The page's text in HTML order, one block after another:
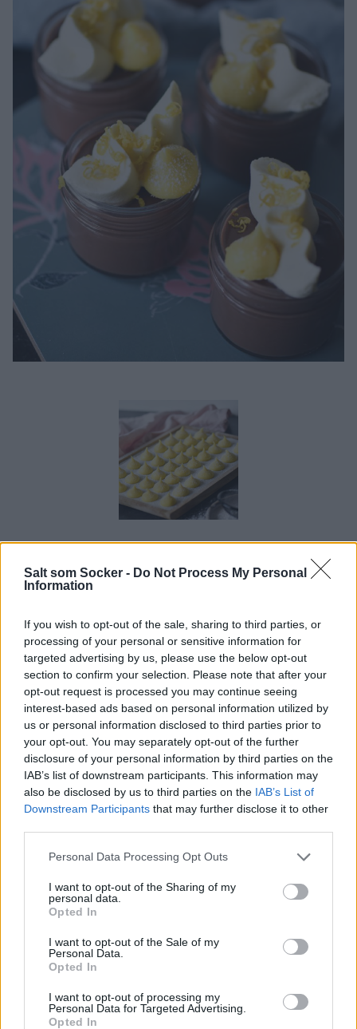
Salt som Socker - Do Not Process My Personal
Information
If you wish to opt-out of the sale, sharing to third parties, or
processing of your personal or sensitive information for
targeted advertising by us, please use the below opt-out
section to confirm your selection. Please note that after your
opt-out request is processed you may continue seeing
interest-based ads based on personal information utilized by
us or personal information disclosed to third parties prior to
your opt-out. You may separately opt-out of the further
disclosure of your personal information by third parties on the
IAB’s list of downstream participants. This information may
also be disclosed by us to third parties on the IAB’s List of
Downstream Participants that may further disclose it to other
Personal Data Processing Opt Outs
I want to opt-out of the Sharing of my
personal data.
Opted In
I want to opt-out of the Sale of my
Personal Data.
Opted In
I want to opt-out of processing my
Personal Data for Targeted Advertising.
Opted In
Passionsfruktstryffel
Ingredienser
Passionsfruktstryffel
4 st passionsfrukter, ca 70g finns frysta passionskuber vid
frysta bär.
1 msk glykos eller honung
1 1/4 dl vipsgrädde
250 g vit choklad
25 g rumsvarmt smör
Ev florsocker att pudra över
Instruktioner
låt sjuda någon minut. Hacka chokladen och häll ner i en
passionsgrädden över chokladen låt vila 2 minuter. Rör
om med slickepott tills chokladen och smöret smält helt
och du har en blank ganache. Du kan även mixa med en
stavmixer.
Plasta direkt mot ytan och låt stelna i rumstemperatur, ca
tyll. Spritsa ut tryfflar på ett bakplåtspapper, ställ i kylen i
minst en timma men gärna över natten.